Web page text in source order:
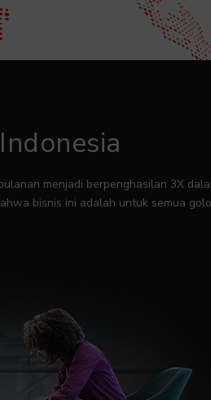
menjadi berpenghasilan 3X
bisnis ini adalah untuk semua